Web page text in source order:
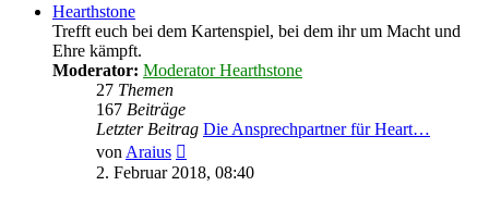
Hearthstone
Trefft euch bei dem Kartenspiel, bei dem ihr um Macht und
Ehre kämpft.
Moderator: Moderator Hearthstone
27 Themen
167 Beiträge
Letzter Beitrag Die Ansprechpartner für Heart…
von Araius
Beitrag
2. Februar 2018, 08:40